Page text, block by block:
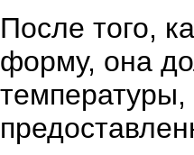
После того,
форму, она
температуры,